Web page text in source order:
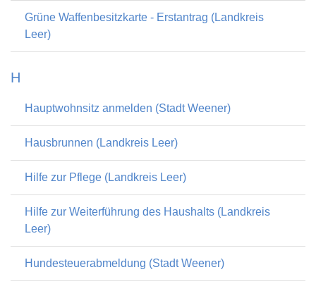
Grüne Waffenbesitzkarte - Erstantrag (Landkreis
Leer)
H
Hauptwohnsitz anmelden (Stadt Weener)
Hausbrunnen (Landkreis Leer)
Hilfe zur Pflege (Landkreis Leer)
Hilfe zur Weiterführung des Haushalts (Landkreis
Leer)
Hundesteuerabmeldung (Stadt Weener)